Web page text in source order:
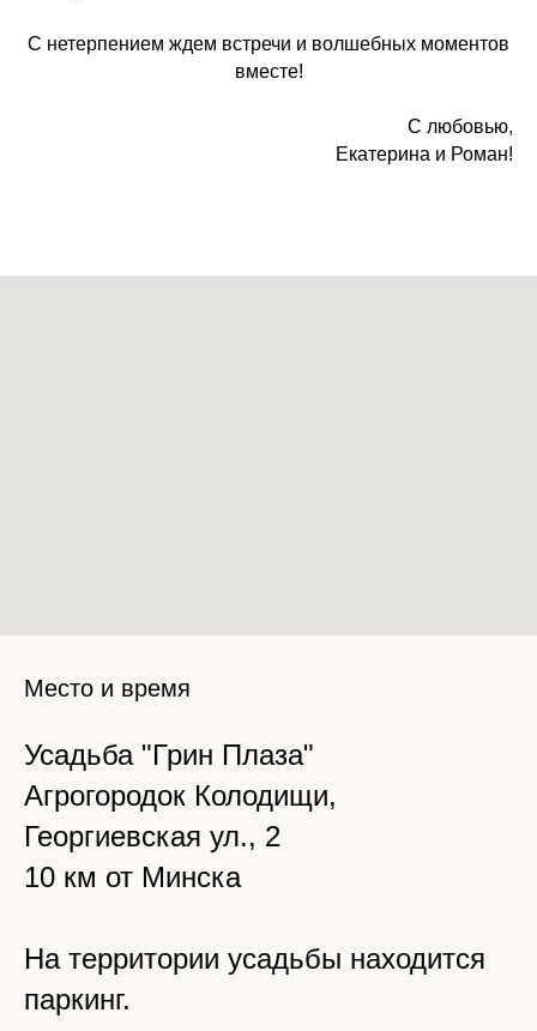
С нетерпением ждем встречи и волшебных моментов
вместе!
С любовью,
Екатерина и Роман!
Место и время
Усадьба "Грин Плаза"
Агрогородок Колодищи,
Георгиевская ул., 2
10 км от Минска
На территории усадьбы находится
паркинг.